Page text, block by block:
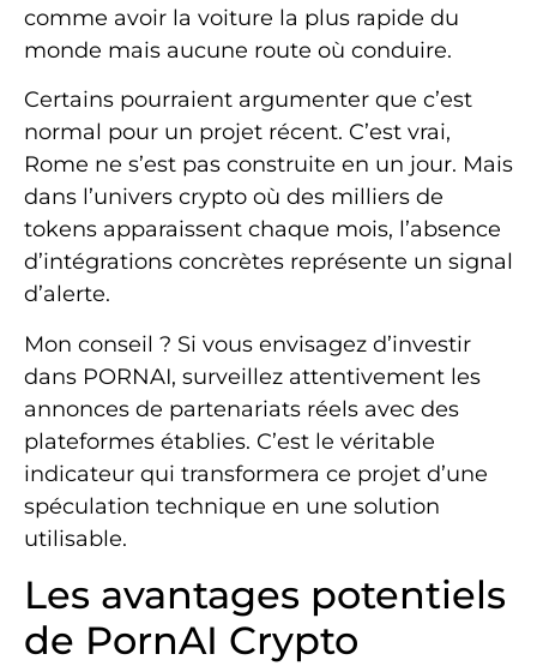
comme avoir la voiture la plus rapide du
monde mais aucune route où conduire.
Certains pourraient argumenter que c’est
normal pour un projet récent. C’est vrai,
Rome ne s’est pas construite en un jour. Mais
dans l’univers crypto où des milliers de
tokens apparaissent chaque mois, l’absence
d’intégrations concrètes représente un signal
d’alerte.
Mon conseil ? Si vous envisagez d’investir
dans PORNAI, surveillez attentivement les
annonces de partenariats réels avec des
plateformes établies. C’est le véritable
indicateur qui transformera ce projet d’une
spéculation technique en une solution
utilisable.
Les avantages potentiels
de PornAI Crypto